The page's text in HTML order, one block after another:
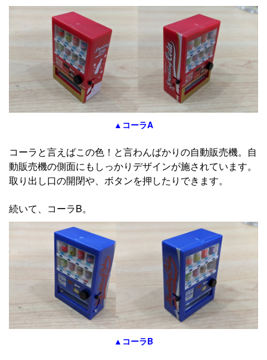
▲コーラA
コーラと言えばこの色！と言わんばかりの自動販売機。自
動販売機の側面にもしっかりデザインが施されています。
取り出し口の開閉や、ボタンを押したりできます。
続いて、コーラB。
▲コーラB